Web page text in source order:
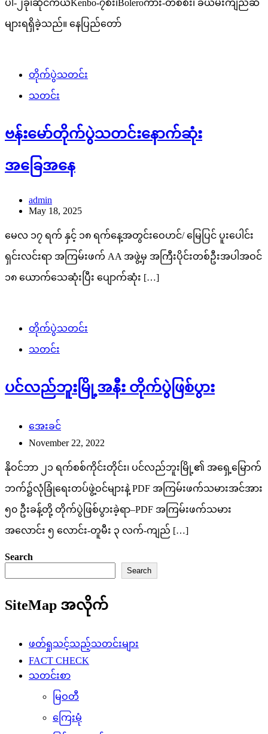
ပါ-၂ခု၊ဆိုင်ကယ်Kenbo-၇စီး၊Boleroကား-တစ်စီး၊ ခဲယမ်းကျည်ဆံ
များရရှိခဲ့သည်။ နေပြည်တော်
တိုက်ပွဲသတင်း
သတင်း
ဗန်းမော်တိုက်ပွဲသတင်းနောက်ဆုံး
အခြေအနေ
admin
May 18, 2025
မေလ ၁၇ ရက် နှင့် ၁၈ ရက်နေ့အတွင်းဝေဟင်/ မြေပြင် ပူးပေါင်း
ရှင်းလင်းရာ အကြမ်းဖက် AA အဖွဲ့မှ အကြီးပိုင်းတစ်ဦးအပါအဝင်
၁၈ ယောက်သေဆုံးပြီး ပျောက်ဆုံး […]
တိုက်ပွဲသတင်း
သတင်း
ပင်လည်ဘူးမြို့အနီး တိုက်ပွဲဖြစ်ပွား
အေးခင်
November 22, 2022
နိုဝင်ဘာ ၂၁ ရက်စစ်ကိုင်းတိုင်း၊ ပင်လည်ဘူးမြို့၏ အရှေ့မြောက်
ဘက်၌လုံခြုံရေးတပ်ဖွဲ့ဝင်များနဲ့ PDF အကြမ်းဖက်သမားအင်အား
၅၀ ဦးခန့်တို့ တိုက်ပွဲဖြစ်ပွားခဲ့ရာ–PDF အကြမ်းဖက်သမား
အလောင်း ၅ လောင်း-တူမီး ၃ လက်-ကျည် […]
Search
Search
SiteMap အလိုက်
ဖတ်ရှုသင့်သည့်သတင်းများ
FACT CHECK
သတင်းစာ
မြဝတီ
ကြေးမုံ